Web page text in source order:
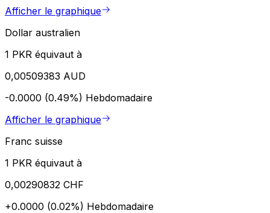
Afficher le graphique
Dollar australien
1 PKR équivaut à
0,00509383 AUD
-0.0000 (0.49%) Hebdomadaire
Afficher le graphique
Franc suisse
1 PKR équivaut à
0,00290832 CHF
+0.0000 (0.02%) Hebdomadaire